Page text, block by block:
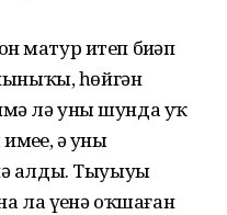
матур итеп биҙәп
һөйгән
лә уны шунда уҡ
ә уны
алды. Тыуыуы
ла үҙенә оҡшаған